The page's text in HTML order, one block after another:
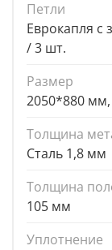
Петли
Еврокапля
/ 3 шт.
Размер
2050*880
Толщина
Сталь 1,8 мм
Толщина
105 мм
Уплотнение